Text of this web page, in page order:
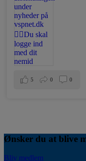
5 0 0
Ønsker du at blive
Bliv medlem